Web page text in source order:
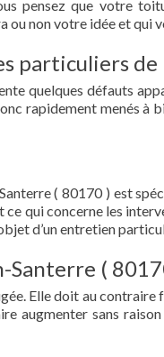
pensez que votre
non votre idée et qui
particuliers
quelques défauts
rapidement menés
( 80170 ) est
ce qui concerne les
d’un entretien
Santerre (
Elle doit au
augmenter sans